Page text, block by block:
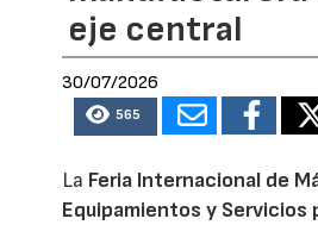
eje central
30/07/2026
565
La Feria Internacional de
Equipamientos y Servicios